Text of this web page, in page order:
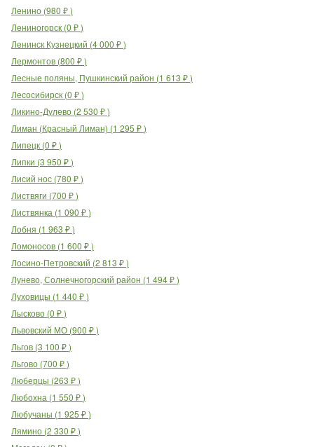
Ленино (980 ₽)
Лениногорск (0 ₽)
Ленинск Кузнецкий (4 000 ₽)
Лермонтов (800 ₽)
Лесные поляны, Пушкинский район (1 613 ₽)
Лесосибирск (0 ₽)
Ликино-Дулево (2 530 ₽)
Лиман (Красный Лиман) (1 295 ₽)
Липецк (0 ₽)
Липки (3 950 ₽)
Лисий нос (780 ₽)
Листвяги (700 ₽)
Листвянка (1 090 ₽)
Лобня (1 963 ₽)
Ломоносов (1 600 ₽)
Лосино-Петровский (2 813 ₽)
Лунево, Солнечногорский район (1 494₽)
Луховицы (1 440 ₽)
Лысково (0 ₽)
Львовский МО (900 ₽)
Льгов (3 100 ₽)
Льгово (700 ₽)
Люберцы (263 ₽)
Любохна (1 550 ₽)
Любучаны (1 925 ₽)
Лямино (2 330 ₽)